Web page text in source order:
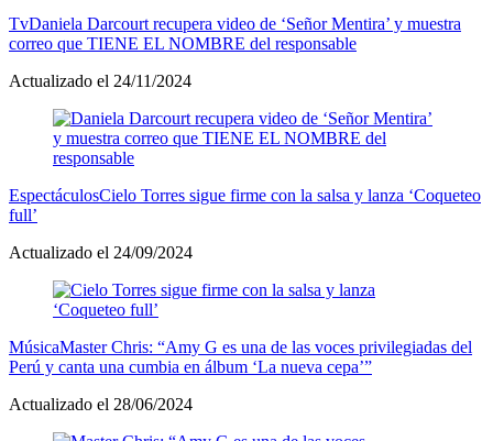
TvDaniela Darcourt recupera video de ‘Señor Mentira’ y muestra
correo que TIENE EL NOMBRE del responsable
Actualizado el 24/11/2024
EspectáculosCielo Torres sigue firme con la salsa y lanza ‘Coqueteo
full’
Actualizado el 24/09/2024
MúsicaMaster Chris: “Amy G es una de las voces privilegiadas del
Perú y canta una cumbia en álbum ‘La nueva cepa’”
Actualizado el 28/06/2024